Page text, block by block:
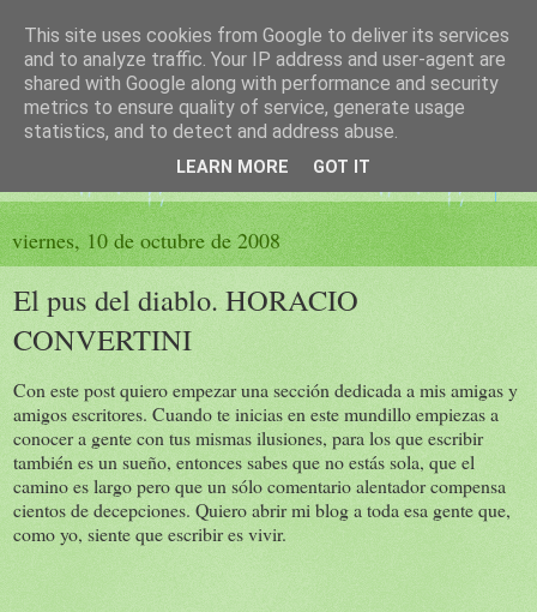
El sueño de las palabras
PÁGINA LITERARIA DE FELISA MORENO
viernes, 10 de octubre de 2008
El pus del diablo. HORACIO
CONVERTINI
Con este post quiero empezar una sección dedicada a mis amigas y
amigos escritores. Cuando te inicias en este mundillo empiezas a
conocer a gente con tus mismas ilusiones, para los que escribir
también es un sueño, entonces sabes que no estás sola, que el
camino es largo pero que un sólo comentario alentador compensa
cientos de decepciones. Quiero abrir mi blog a toda esa gente que,
como yo, siente que escribir es vivir.
This site uses cookies from Google to deliver its services
and to analyze traffic. Your IP address and user-agent are
shared with Google along with performance and security
metrics to ensure quality of service, generate usage
statistics, and to detect and address abuse.
LEARN MORE GOT IT